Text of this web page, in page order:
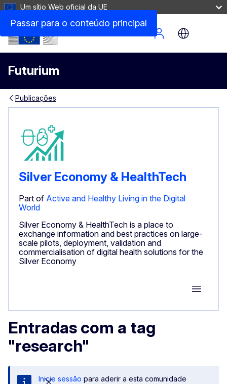
Passar para o conteúdo principal
Um sítio Web oficial da UE
Futurium
Site Menu
Publicações
Silver Economy & HealthTech
Part of Active and Healthy Living in the Digital
World
Silver Economy & HealthTech is a place to
exchange information and best practices on large-
scale pilots, deployment, validation and
commercialisation of digital health solutions for the
Silver Economy
Group
Entradas com a tag
"research"
Inicie sessão para aderir a esta comunidade